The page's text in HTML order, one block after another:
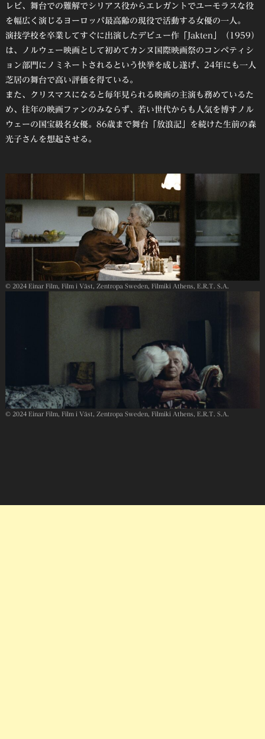
レビ、舞台での難解でシリアス役からエレガントでユーモラスな役
を幅広く演じるヨーロッパ最高齢の現役で活動する女優の一人。
演技学校を卒業してすぐに出演したデビュー作「Jakten」（1959）
は、ノルウェー映画として初めてカンヌ国際映画祭のコンペティシ
ョン部門にノミネートされるという快挙を成し遂げ、24年にも一人
芝居の舞台で高い評価を得ている。
また、クリスマスになると毎年見られる映画の主演も務めているた
め、往年の映画ファンのみならず、若い世代からも人気を博すノル
ウェーの国宝級名女優。86歳まで舞台「放浪記」を続けた生前の森
光子さんを想起させる。
© 2024 Einar Film, Film i Väst, Zentropa Sweden, Filmiki Athens, E.R.T. S.A.
© 2024 Einar Film, Film i Väst, Zentropa Sweden, Filmiki Athens, E.R.T. S.A.